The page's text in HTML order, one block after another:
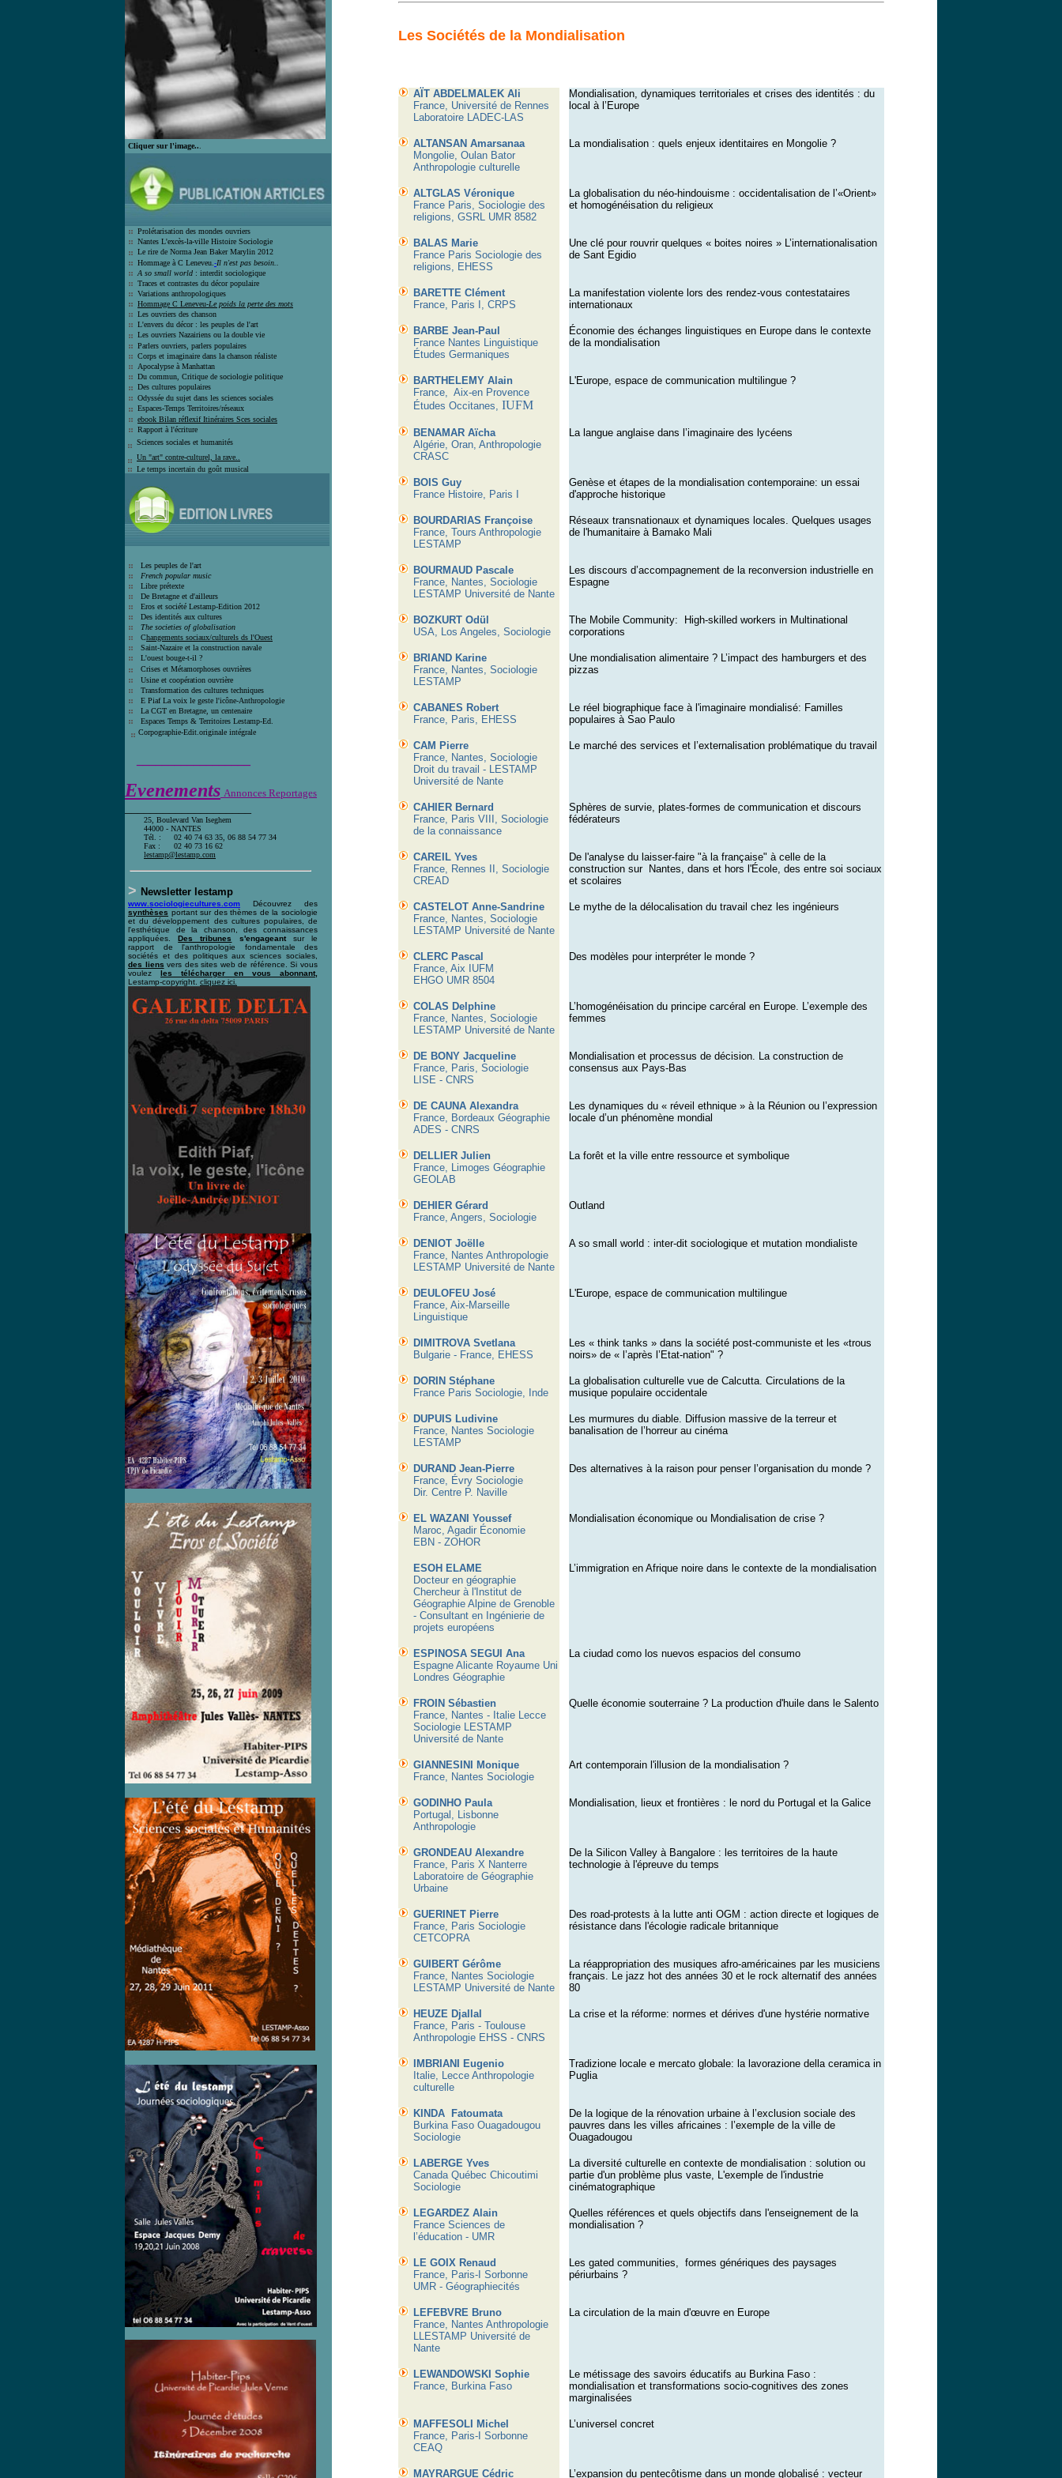
Cliquer sur l'image..
Prolétarisation des mondes ouvriers
Nantes L'excès-la-ville Histoire Sociologie
Le rire de Norma Jean Baker Marylin 2012
Hommage à C Leneveu. -Il n'est pas besoin..
A so small world : interdit sociologique
Traces et contrastes du décor populaire
Variations anthropologiques
Hommage C Leneveu-Le poids la perte des mots
Les ouvriers des chanson
L'envers du décor : les peuples de l'art
Les ouvriers Nazairiens ou la double vie
Parlers ouvriers, parlers populaires
Corps et imaginaire dans la chanson réaliste
Apocalypse à Manhattan
Du commun, Critique de sociologie politique
Des cultures populaires
Odyssée du sujet dans les sciences sociales
Espaces-Temps Territoires/réseaux
ebook Bilan réflexif Itinéraires Sces sociales
Rapport à l'écriture
Sciences sociales et humanités
Un "art" contre-culturel, la rave..
Le temps incertain du goût musical
Les peuples de l'art
French popular music
Libre prétexte
De Bretagne et d'ailleurs
Eros et société Lestamp-Edition 2012
Des identités aux cultures
The societies of globalisation
Changements sociaux/culturels ds l'Ouest
Saint-Nazaire et la construction navale
L'ouest bouge-t-il ?
Crises et Métamorphoses ouvrières
Usine et coopération ouvrière
Transformation des cultures techniques
E Piaf La voix le geste l'icône-Anthropologie
La CGT en Bretagne, un centenaire
Espaces Temps & Territoires Lestamp-Ed
Corpographie-Edit.originale intégrale
Evenements Annonces Reportages
25, Boulevard Van Iseghem
44000 - NANTES
Tél. :
Fax :
02 40 74 63 35, 06 88 54 77 34
02 40 73 16 62
lestamp@lestamp.com
> Newsletter lestamp
www.sociologiecultures.com
Découvrez des
synthèses portant sur des thèmes de la sociologie
et du développement des cultures populaires, de
l'esthétique de la chanson, des connaissances
appliquées.Des tribunes s'engageant sur le
rapport de l'anthropologie fondamentale des
sociétés et des politiques aux sciences sociales,
des liens vers des sites web de référence. Si vous
voulez les télécharger en vous abonnant,
Lestamp-copyright. cliquez ici
Les Sociétés de la Mondialisation
AÏT ABDELMALEK Ali
France, Université de Rennes
Laboratoire LADEC-LAS
Mondialisation, dynamiques territoriales et crises des identités : du
local à l’Europe
ALTANSAN Amarsanaa
Mongolie, Oulan Bator
Anthropologie culturelle
La mondialisation : quels enjeux identitaires en Mongolie ?
ALTGLAS Véronique
France Paris, Sociologie des
religions, GSRL UMR 8582
La globalisation du néo-hindouisme : occidentalisation de l’«Orient»
et homogénéisation du religieux
BALAS Marie
France Paris Sociologie des
religions, EHESS
Une clé pour rouvrir quelques « boites noires » L’internationalisation
de Sant Egidio
BARETTE Clément
France, Paris I, CRPS
La manifestation violente lors des rendez-vous contestataires
internationaux
BARBE Jean-Paul
France Nantes Linguistique
Études Germaniques
Économie des échanges linguistiques en Europe dans le contexte
de la mondialisation
BARTHELEMY Alain
France, Aix-en Provence
Études Occitanes, IUFM
L'Europe, espace de communication multilingue ?
BENAMAR Aïcha
Algérie, Oran, Anthropologie
CRASC
La langue anglaise dans l’imaginaire des lycéens
BOIS Guy
France Histoire, Paris I
Genèse et étapes de la mondialisation contemporaine: un essai
d'approche historique
BOURDARIAS Françoise
France, Tours Anthropologie
LESTAMP
Réseaux transnationaux et dynamiques locales. Quelques usages
de l'humanitaire à Bamako Mali
BOURMAUD Pascale
France, Nantes, Sociologie
LESTAMP Université de Nante
Les discours d’accompagnement de la reconversion industrielle en
Espagne
BOZKURT Odül
USA, Los Angeles, Sociologie
The Mobile Community:
High-skilled workers in Multinational
corporations
BRIAND Karine
France, Nantes, Sociologie
LESTAMP
Une mondialisation alimentaire ? L’impact des hamburgers et des
pizzas
CABANES Robert
France, Paris, EHESS
Le réel biographique face à l'imaginaire mondialisé: Familles
populaires à Sao Paulo
CAM Pierre
France, Nantes, Sociologie
Droit du travail - LESTAMP
Université de Nante
Le marché des services et l’externalisation problématique du travail
CAHIER Bernard
France, Paris VIII, Sociologie
de la connaissance
Sphères de survie, plates-formes de communication et discours
fédérateurs
CAREIL Yves
France, Rennes II, Sociologie
CREAD
De l'analyse du laisser-faire "à la française" à celle de la
construction sur
Nantes, dans et hors l'École, des entre soi sociaux
et scolaires
CASTELOT Anne-Sandrine
France, Nantes, Sociologie
LESTAMP Université de Nante
Le mythe de la délocalisation du travail chez les ingénieurs
CLERC Pascal
France, Aix IUFM
EHGO UMR 8504
Des modèles pour interpréter le monde ?
COLAS Delphine
France, Nantes, Sociologie
LESTAMP Université de Nante
L’homogénéisation du principe carcéral en Europe. L’exemple des
femmes
DE BONY Jacqueline
France, Paris, Sociologie
LISE - CNRS
Mondialisation et processus de décision. La construction de
consensus aux Pays-Bas
DE CAUNA Alexandra
France, Bordeaux Géographie
ADES - CNRS
Les dynamiques du « réveil ethnique » à la Réunion ou l’expression
locale d’un phénomène mondial
DELLIER Julien
France, Limoges Géographie
GEOLAB
La forêt et la ville entre ressource et symbolique
DEHIER Gérard
France, Angers, Sociologie
Outland
DENIOT Joëlle
France, Nantes Anthropologie
LESTAMP Université de Nante
A so small world : inter-dit sociologique et mutation mondialiste
DEULOFEU José
France, Aix-Marseille
Linguistique
L'Europe, espace de communication multilingue
DIMITROVA Svetlana
Bulgarie - France, EHESS
Les « think tanks » dans la société post-communiste et les «trous
noirs» de « l’après l’Etat-nation" ?
DORIN Stéphane
France Paris Sociologie, Inde
La globalisation culturelle vue de Calcutta. Circulations de la
musique populaire occidentale
DUPUIS Ludivine
France, Nantes Sociologie
LESTAMP
Les murmures du diable. Diffusion massive de la terreur et
banalisation de l’horreur au cinéma
DURAND Jean-Pierre
France, Évry Sociologie
Dir. Centre P. Naville
Des alternatives à la raison pour penser l’organisation du monde ?
EL WAZANI Youssef
Maroc, Agadir Économie
EBN - ZOHOR
Mondialisation économique ou Mondialisation de crise ?
ESOH ELAME
Docteur en géographie
Chercheur à l'Institut de
Géographie Alpine de Grenoble
- Consultant en Ingénierie de
projets européens
L’immigration en Afrique noire dans le contexte de la mondialisation
ESPINOSA SEGUI Ana
Espagne Alicante Royaume Uni
Londres Géographie
La ciudad como los nuevos espacios del consumo
FROIN Sébastien
France, Nantes - Italie Lecce
Sociologie LESTAMP
Université de Nante
Quelle économie souterraine ? La production d'huile dans le Salento
GIANNESINI Monique
France, Nantes Sociologie
Art contemporain l'illusion de la mondialisation ?
GODINHO Paula
Portugal, Lisbonne
Anthropologie
Mondialisation, lieux et frontières : le nord du Portugal et la Galice
GRONDEAU Alexandre
France, Paris X Nanterre
Laboratoire de Géographie
Urbaine
De la Silicon Valley à Bangalore : les territoires de la haute
technologie à l'épreuve du temps
GUERINET Pierre
France, Paris Sociologie
CETCOPRA
Des road-protests à la lutte anti OGM : action directe et logiques de
résistance dans l'écologie radicale britannique
GUIBERT Gérôme
France, Nantes Sociologie
LESTAMP Université de Nante
La réappropriation des musiques afro-américaines par les musiciens
français. Le jazz hot des années 30 et le rock alternatif des années
80
HEUZE Djallal
France, Paris - Toulouse
Anthropologie EHSS - CNRS
La crise et la réforme: normes et dérives d'une hystérie normative
IMBRIANI Eugenio
Italie, Lecce Anthropologie
culturelle
Tradizione locale e mercato globale: la lavorazione della ceramica in
Puglia
KINDA
Fatoumata
Burkina Faso Ouagadougou
Sociologie
De la logique de la rénovation urbaine à l’exclusion sociale des
pauvres dans les villes africaines : l’exemple de la ville de
Ouagadougou
LABERGE Yves
Canada Québec Chicoutimi
Sociologie
La diversité culturelle en contexte de mondialisation : solution ou
partie d'un problème plus vaste, L'exemple de l'industrie
cinématographique
LEGARDEZ Alain
France Sciences de
l’éducation - UMR
Quelles références et quels objectifs dans l'enseignement de la
mondialisation ?
LE GOIX Renaud
France, Paris-I Sorbonne
UMR - Géographiecités
Les gated communities, formes génériques des paysages
périurbains ?
LEFEBVRE Bruno
France, Nantes Anthropologie
LLESTAMP Université de
Nante
La circulation de la main d'œuvre en Europe
LEWANDOWSKI Sophie
France, Burkina Faso
Le métissage des savoirs éducatifs au Burkina Faso :
mondialisation et transformations socio-cognitives des zones
marginalisées
MAFFESOLI Michel
France, Paris-I Sorbonne
CEAQ
L’universel concret
MAYRARGUE Cédric L’expansion du pentecôtisme dans un monde globalisé : vecteur